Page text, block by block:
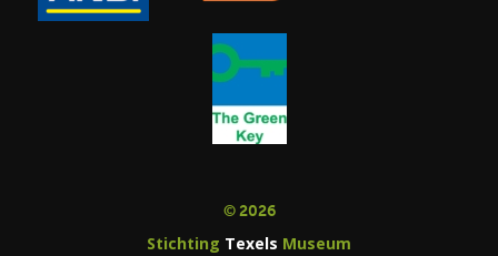
© 2026
Stichting Texels Museum